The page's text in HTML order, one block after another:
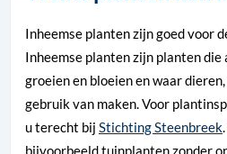
Inheemse planten zijn goed voor
Inheemse planten zijn planten die
groeien en bloeien en waar
gebruik van maken. Voor
u terecht bij Stichting Steenbreek